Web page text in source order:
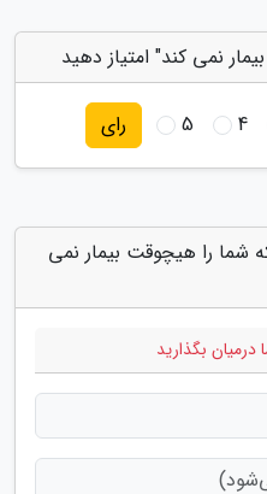
نمی کند" امتیاز دهید
4
5 رای
شما را هیچوقت بیمار نمی
درمیان بگذارید